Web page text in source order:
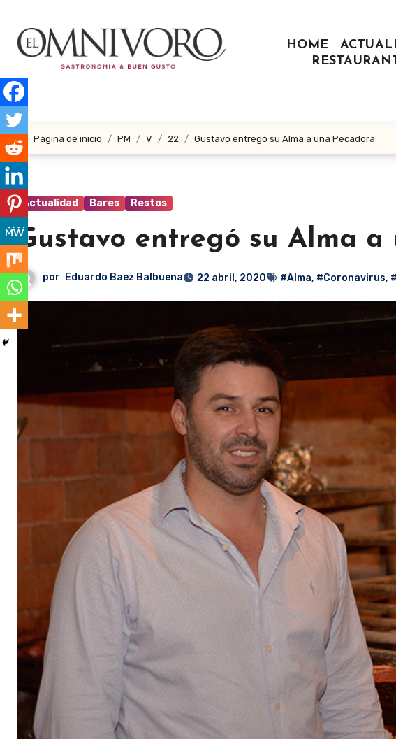
contenido
HOME
Página de inicio PM V 22 Gustavo entregó su Alma a una Pecadora
Actualidad Bares Restos
Gustavo entregó su Alma a
por Eduardo Baez Balbuena 22 abril, 2020 #Alma, #Coronavirus,